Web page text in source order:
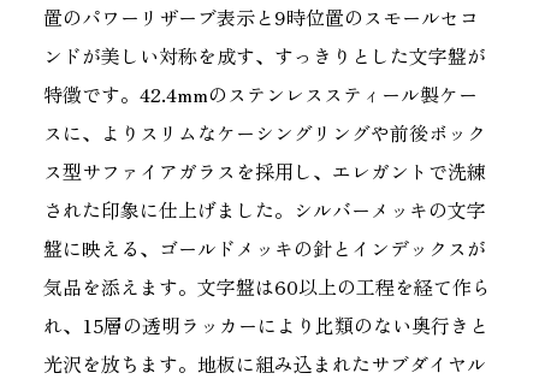
置のパワーリザーブ表示と9時位置のスモールセコ
ンドが美しい対称を成す、すっきりとした文字盤が
特徴です。42.4mmのステンレススティール製ケー
スに、よりスリムなケーシングリングや前後ボック
ス型サファイアガラスを採用し、エレガントで洗練
された印象に仕上げました。シルバーメッキの文字
盤に映える、ゴールドメッキの針とインデックスが
気品を添えます。文字盤は60以上の工程を経て作ら
れ、15層の透明ラッカーにより比類のない奥行きと
光沢を放ちます。地板に組み込まれたサブダイヤル